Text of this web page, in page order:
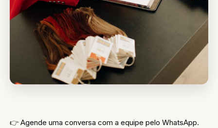
👉 Agende uma conversa com a equipe pelo WhatsApp.